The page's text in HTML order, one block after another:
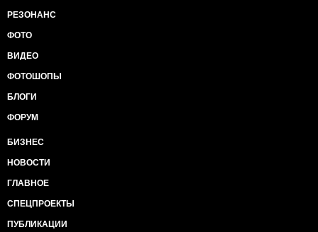
РЕЗОНАНС
ФОТО
ВИДЕО
ФОТОШОПЫ
БЛОГИ
ФОРУМ
БИЗНЕС
НОВОСТИ
ГЛАВНОЕ
СПЕЦПРОЕКТЫ
ПУБЛИКАЦИИ